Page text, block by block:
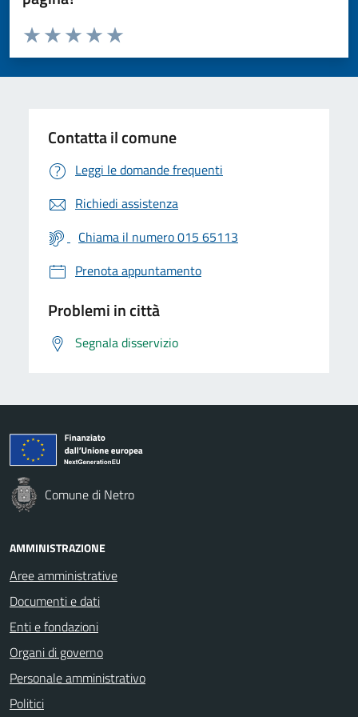
Valuta da 1 a 5 stelle la pagina
Valuta 5 stelle su 5
Valuta 4 stelle su 5
Valuta 3 stelle su 5
Valuta 2 stelle su 5
Valuta 1 stelle su 5
Contatta il comune
Leggi le domande frequenti
Richiedi assistenza
Chiama il numero 015 65113
Prenota appuntamento
Problemi in città
Segnala disservizio
Comune di Netro
AMMINISTRAZIONE
Aree amministrative
Documenti e dati
Enti e fondazioni
Organi di governo
Personale amministrativo
Politici